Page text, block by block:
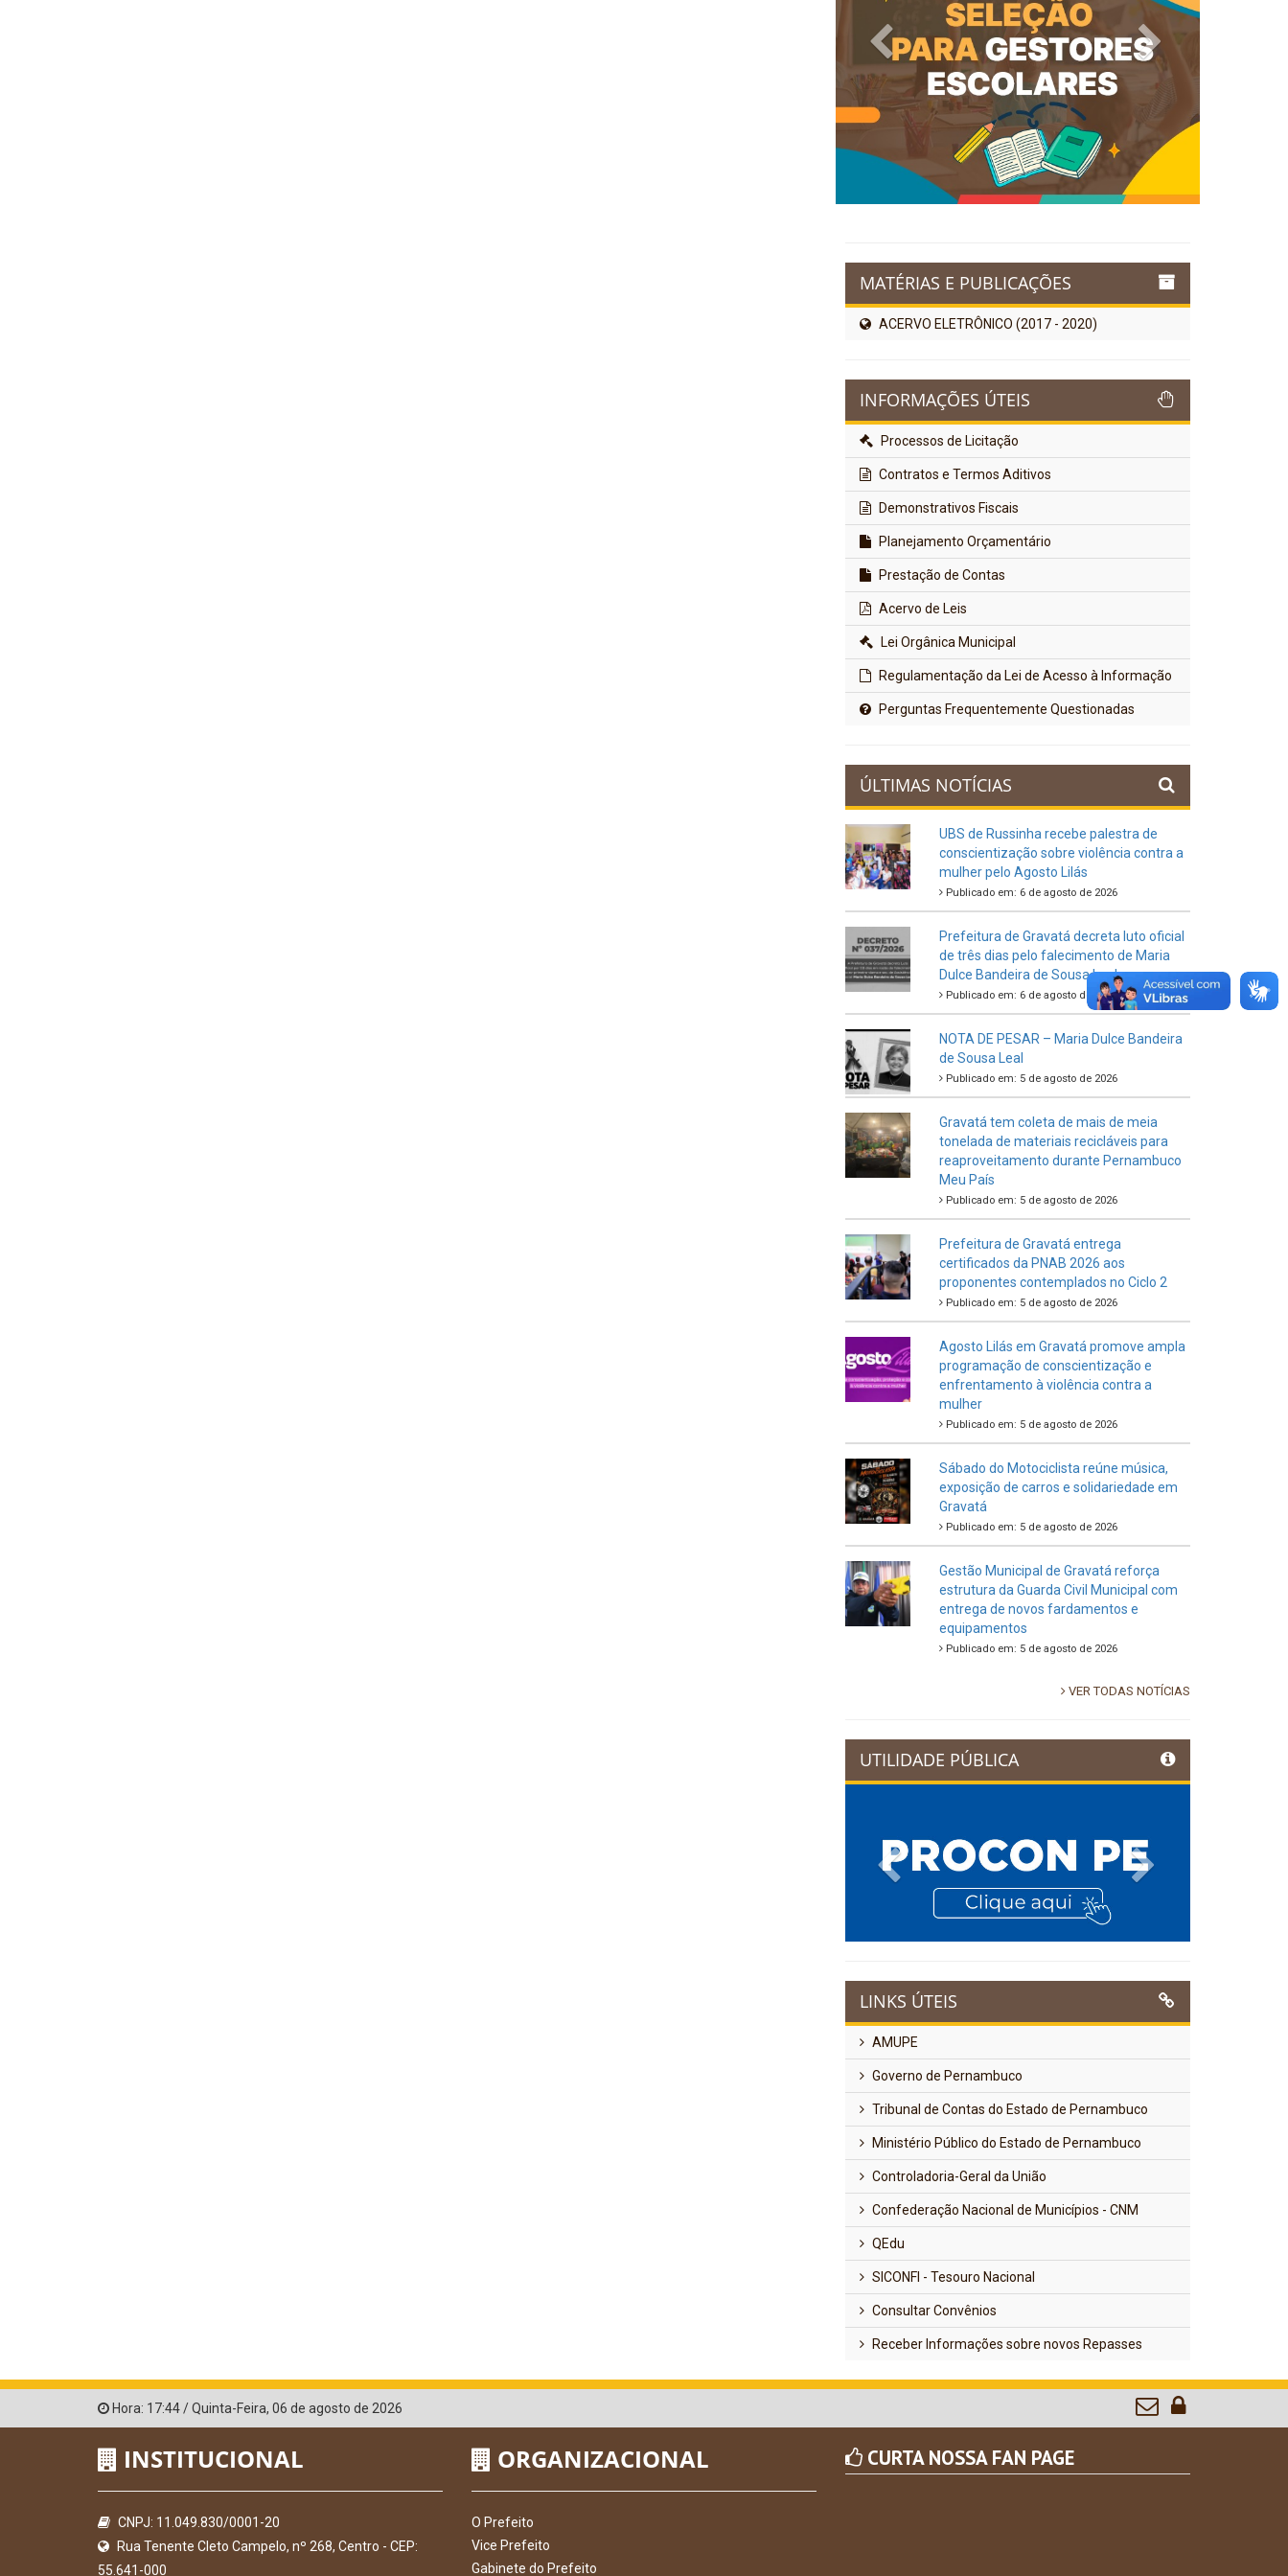
Previous Next
MATÉRIAS E PUBLICAÇÕES
ACERVO ELETRÔNICO (2017 - 2020)
INFORMAÇÕES ÚTEIS
Processos de Licitação
Contratos e Termos Aditivos
Demonstrativos Fiscais
Planejamento Orçamentário
Prestação de Contas
Acervo de Leis
Lei Orgânica Municipal
Regulamentação da Lei de Acesso à Informação
Perguntas Frequentemente Questionadas
ÚLTIMAS NOTÍCIAS
UBS de Russinha recebe palestra de
conscientização sobre violência contra a
mulher pelo Agosto Lilás
Publicado em: 6 de agosto de 2026
Prefeitura de Gravatá decreta luto oficial
de três dias pelo falecimento de Maria
Dulce Bandeira de Sousa Leal
Publicado em: 6 de agosto de 2026
NOTA DE PESAR – Maria Dulce Bandeira
de Sousa Leal
Publicado em: 5 de agosto de 2026
Gravatá tem coleta de mais de meia
tonelada de materiais recicláveis para
reaproveitamento durante Pernambuco
Meu País
Publicado em: 5 de agosto de 2026
Prefeitura de Gravatá entrega
certificados da PNAB 2026 aos
proponentes contemplados no Ciclo 2
Publicado em: 5 de agosto de 2026
Agosto Lilás em Gravatá promove ampla
programação de conscientização e
enfrentamento à violência contra a
mulher
Publicado em: 5 de agosto de 2026
Sábado do Motociclista reúne música,
exposição de carros e solidariedade em
Gravatá
Publicado em: 5 de agosto de 2026
Gestão Municipal de Gravatá reforça
estrutura da Guarda Civil Municipal com
entrega de novos fardamentos e
equipamentos
Publicado em: 5 de agosto de 2026
VER TODAS NOTÍCIAS
UTILIDADE PÚBLICA
Previous
LINKS ÚTEIS
AMUPE
Governo de Pernambuco
Tribunal de Contas do Estado de Pernambuco
Ministério Público do Estado de Pernambuco
Controladoria-Geral da União
Confederação Nacional de Municípios - CNM
QEdu
SICONFI - Tesouro Nacional
Consultar Convênios
Receber Informações sobre novos Repasses
Hora: 17:44/Quinta-Feira, 06 de agosto de 2026
INSTITUCIONAL
CNPJ: 11.049.830/0001-20
Rua Tenente Cleto Campelo, nº 268, Centro - CEP:
55.641-000
ORGANIZACIONAL
O Prefeito
Vice Prefeito
Gabinete do Prefeito
CURTA NOSSA FAN PAGE